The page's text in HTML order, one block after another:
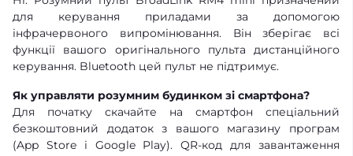
для керування приладами за допомогою
інфрачервоного випромінювання. Він зберігає всі
функції вашого оригінального пульта дистанційного
керування. Bluetooth цей пульт не підтримує.
Як управляти розумним будинком зі смартфона?
Для початку скачайте на смартфон спеціальний
безкоштовний додаток з вашого магазину програм
(App Store і Google Play). QR-код для завантаження